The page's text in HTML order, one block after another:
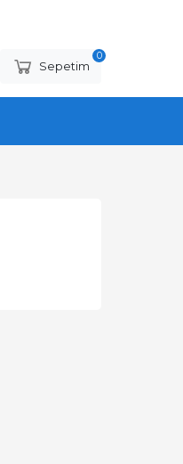
Sepetim
0